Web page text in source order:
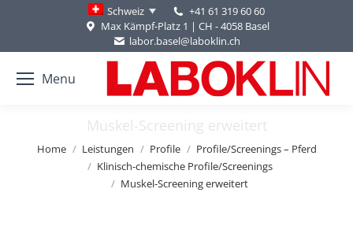
Schweiz
+41 61 319 60 60
Max Kämpf-Platz 1 | CH - 4058 Basel
labor.basel@laboklin.ch
Menu
Muskel-Screening erweitert
You are here:
Home Leistungen Profile
Profile/Screenings – Pferd
Klinisch-chemische Profile/Screenings
Muskel-Screening erweitert